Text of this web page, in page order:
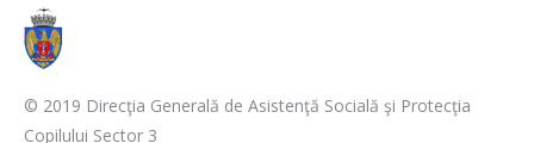
© 2019 Direcţia Generală de Asistenţă Socială şi Protecţia
Copilului Sector 3